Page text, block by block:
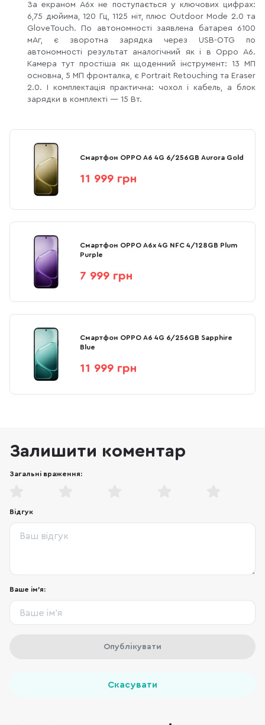
За екраном A6x не поступається у ключових цифрах:
6,75 дюйима, 120 Гц, 1125 ніт, плюс Outdoor Mode 2.0 та
GloveTouch. По автономності заявлена батарея 6100
мАг, є зворотна зарядка через USB-OTG по
автономності результат аналогічний як і в Oppo A6.
Камера тут простіша як щоденний інструмент: 13 МП
основна, 5 МП фронталка, є Portrait Retouching та Eraser
2.0. І комплектація практична: чохол і кабель, а блок
зарядки в комплекті — 15 Вт.
Смартфон OPPO A6 4G 6/256GB Aurora Gold
11 999 грн
Смартфон OPPO A6x 4G NFC 4/128GB Plum
Purple
7 999 грн
Смартфон OPPO A6 4G 6/256GB Sapphire
Blue
11 999 грн
Залишити коментар
Загальні враження:
Відгук
Ваше ім'я:
Опублікувати
Скасувати